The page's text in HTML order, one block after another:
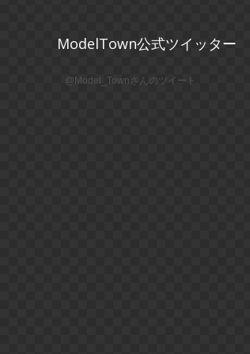
ModelTown公式ツイッター
@Model_Townさんのツイート